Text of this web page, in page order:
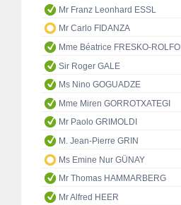
Mr Franz Leonhard ESSL
Mr Carlo FIDANZA
Mme Béatrice FRESKO-ROLFO
Sir Roger GALE
Ms Nino GOGUADZE
Mme Miren GORROTXATEGI
Mr Paolo GRIMOLDI
M. Jean-Pierre GRIN
Ms Emine Nur GÜNAY
Mr Thomas HAMMARBERG
Mr Alfred HEER